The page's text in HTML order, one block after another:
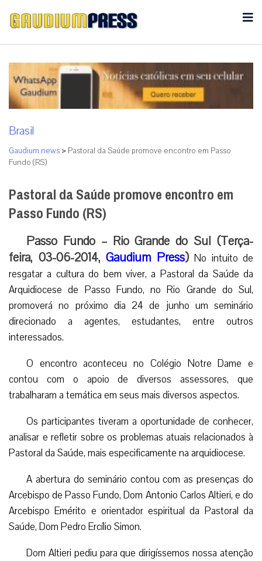
Brasil
Gaudium news > Pastoral da Saúde promove encontro em Passo
Fundo (RS)
Pastoral da Saúde promove encontro em
Passo Fundo (RS)
Passo Fundo – Rio Grande do Sul (Terça-
feira, 03-06-2014, Gaudium Press) No intuito de
resgatar a cultura do bem viver, a Pastoral da Saúde da
Arquidiocese de Passo Fundo, no Rio Grande do Sul,
promoverá no próximo dia 24 de junho um seminário
direcionado a agentes, estudantes, entre outros
interessados.
O encontro aconteceu no Colégio Notre Dame e
contou com o apoio de diversos assessores, que
trabalharam a temática em seus mais diversos aspectos.
Os participantes tiveram a oportunidade de conhecer,
analisar e refletir sobre os problemas atuais relacionados à
Pastoral da Saúde, mais especificamente na arquidiocese.
A abertura do seminário contou com as presenças do
Arcebispo de Passo Fundo, Dom Antonio Carlos Altieri, e do
Arcebispo Emérito e orientador espiritual da Pastoral da
Saúde, Dom Pedro Ercílio Simon.
Dom Altieri pediu para que dirigíssemos nossa atenção